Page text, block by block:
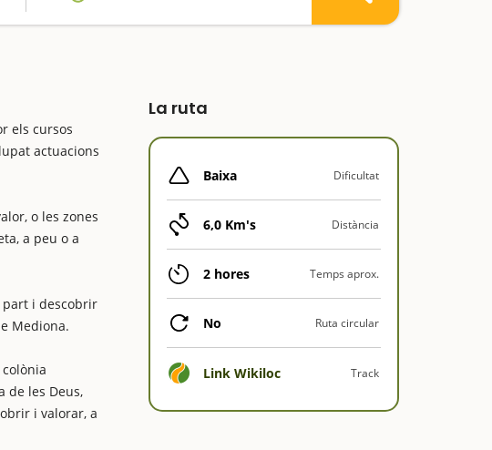
els cursos
actuacions
o les zones
a peu o a
part i descobrir
Mediona.
de les Deus,
i valorar, a
La ruta
Baixa Dificultat
6,0 Km's Distància
2 hores Temps aprox.
No Ruta circular
Link Wikiloc Track